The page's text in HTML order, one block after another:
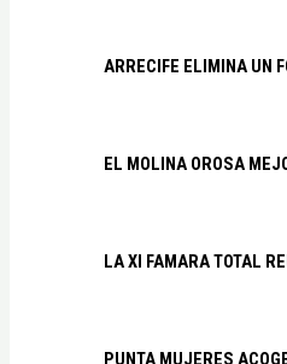
ARRECIFE ELIMINA UN
EL MOLINA OROSA
LA XI FAMARA TOTAL
PUNTA MUJERES